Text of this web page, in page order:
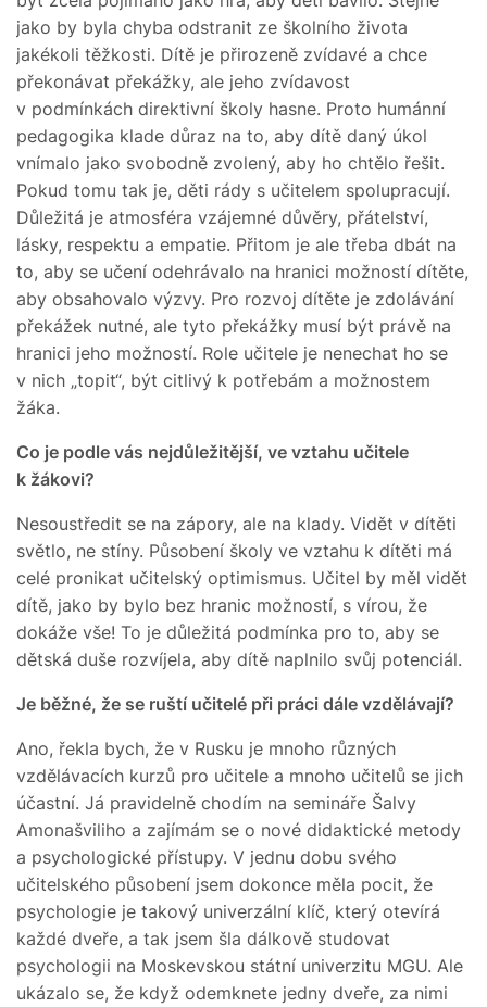
jako by byla chyba odstranit ze školního života
jakékoli těžkosti. Dítě je přirozeně zvídavé a chce
překonávat překážky, ale jeho zvídavost
v podmínkách direktivní školy hasne. Proto humánní
pedagogika klade důraz na to, aby dítě daný úkol
vnímalo jako svobodně zvolený, aby ho chtělo řešit.
Pokud tomu tak je, děti rády s učitelem spolupracují.
Důležitá je atmosféra vzájemné důvěry, přátelství,
lásky, respektu a empatie. Přitom je ale třeba dbát na
to, aby se učení odehrávalo na hranici možností dítěte,
aby obsahovalo výzvy. Pro rozvoj dítěte je zdolávání
překážek nutné, ale tyto překážky musí být právě na
hranici jeho možností. Role učitele je nenechat ho se
v nich „topit“, být citlivý k potřebám a možnostem
žáka.
Co je podle vás nejdůležitější, ve vztahu učitele
k žákovi?
Nesoustředit se na zápory, ale na klady. Vidět v dítěti
světlo, ne stíny. Působení školy ve vztahu k dítěti má
celé pronikat učitelský optimismus. Učitel by měl vidět
dítě, jako by bylo bez hranic možností, s vírou, že
dokáže vše! To je důležitá podmínka pro to, aby se
dětská duše rozvíjela, aby dítě naplnilo svůj potenciál.
Je běžné, že se ruští učitelé při práci dále vzdělávají?
Ano, řekla bych, že v Rusku je mnoho různých
vzdělávacích kurzů pro učitele a mnoho učitelů se jich
účastní. Já pravidelně chodím na semináře Šalvy
Amonašviliho a zajímám se o nové didaktické metody
a psychologické přístupy. V jednu dobu svého
učitelského působení jsem dokonce měla pocit, že
psychologie je takový univerzální klíč, který otevírá
každé dveře, a tak jsem šla dálkově studovat
psychologii na Moskevskou státní univerzitu MGU. Ale
ukázalo se, že když odemknete jedny dveře, za nimi